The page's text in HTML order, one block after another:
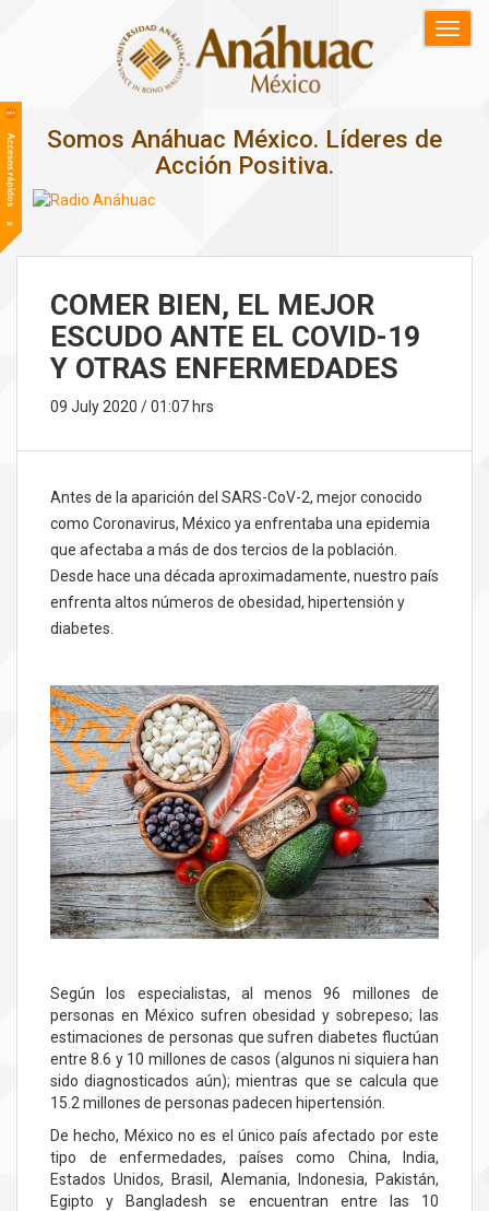
Somos Anáhuac México. Líderes de
Acción Positiva.
COMER BIEN, EL MEJOR
ESCUDO ANTE EL COVID-19
Y OTRAS ENFERMEDADES
09 July 2020 / 01:07 hrs
Antes de la aparición del SARS-CoV-2, mejor conocido
como Coronavirus, México ya enfrentaba una epidemia
que afectaba a más de dos tercios de la población.
Desde hace una década aproximadamente, nuestro país
enfrenta altos números de obesidad, hipertensión y
diabetes.
Según los especialistas, al menos 96 millones de
personas en México sufren obesidad y sobrepeso; las
estimaciones de personas que sufren diabetes fluctúan
entre 8.6 y 10 millones de casos (algunos ni siquiera han
sido diagnosticados aún); mientras que se calcula que
15.2 millones de personas padecen hipertensión.
De hecho, México no es el único país afectado por este
tipo de enfermedades, países como China, India,
Estados Unidos, Brasil, Alemania, Indonesia, Pakistán,
Egipto y Bangladesh se encuentran entre las 10